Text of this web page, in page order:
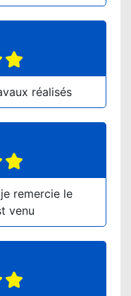
réalisés
remercie le
venu